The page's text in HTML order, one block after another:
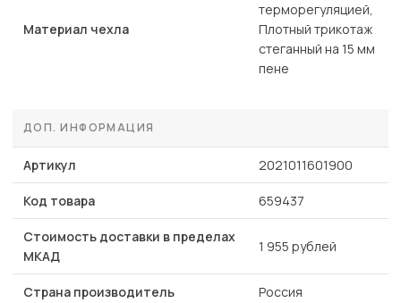
Материал чехла
терморегуляцией,
Плотный трикотаж
стеганный на 15 мм
пене
ДОП. ИНФОРМАЦИЯ
Артикул 2021011601900
Код товара 659437
Стоимость доставки в пределах
МКАД
1 955 рублей
Страна производитель Россия